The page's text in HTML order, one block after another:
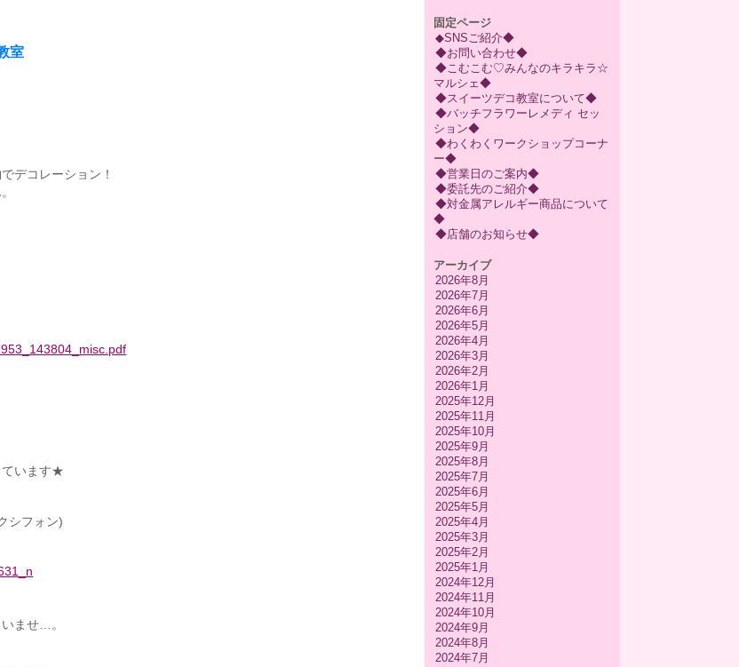
固定ページ
◆SNSご紹介◆
◆お問い合わせ◆
◆こむこむ♡みんなのキラキラ☆
マルシェ◆
◆スイーツデコ教室について◆
◆バッチフラワーレメディ セッ
ション◆
◆わくわくワークショップコーナ
ー◆
◆営業日のご案内◆
◆委託先のご紹介◆
◆対金属アレルギー商品について
◆
◆店舗のお知らせ◆
アーカイブ
2026年8月
2026年7月
2026年6月
2026年5月
2026年4月
2026年3月
2026年2月
2026年1月
2025年12月
2025年11月
2025年10月
2025年9月
2025年8月
2025年7月
2025年6月
2025年5月
2025年4月
2025年3月
2025年2月
2025年1月
2024年12月
2024年11月
2024年10月
2024年9月
2024年8月
2024年7月
室
デコレーション！
ています★
シフォン)
ませ…。